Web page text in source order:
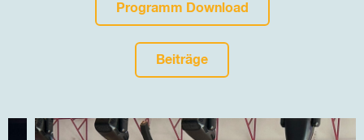
Programm Download
Beiträge